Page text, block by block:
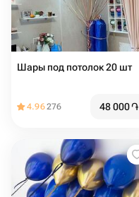
Шары под потолок 20 шт
4.96276 48 000֏